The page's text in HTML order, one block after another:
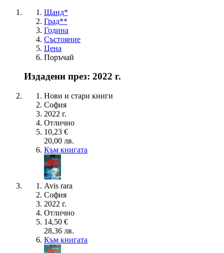
Щанд*
Град**
Година
Състояние
Цена
Поръчай
Издадени през: 2022 г.
Нови и стари книги
София
2022 г.
Отлично
10,23 €
20,00 лв.
Към книгата
Avis rara
София
2022 г.
Отлично
14,50 €
28,36 лв.
Към книгата